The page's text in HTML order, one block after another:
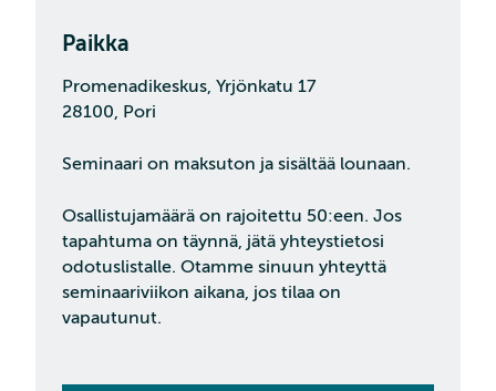
Paikka
Promenadikeskus, Yrjönkatu 17
28100, Pori
Seminaari on maksuton ja sisältää lounaan.
Osallistujamäärä on rajoitettu 50:een. Jos
tapahtuma on täynnä, jätä yhteystietosi
odotuslistalle. Otamme sinuun yhteyttä
seminaariviikon aikana, jos tilaa on
vapautunut.